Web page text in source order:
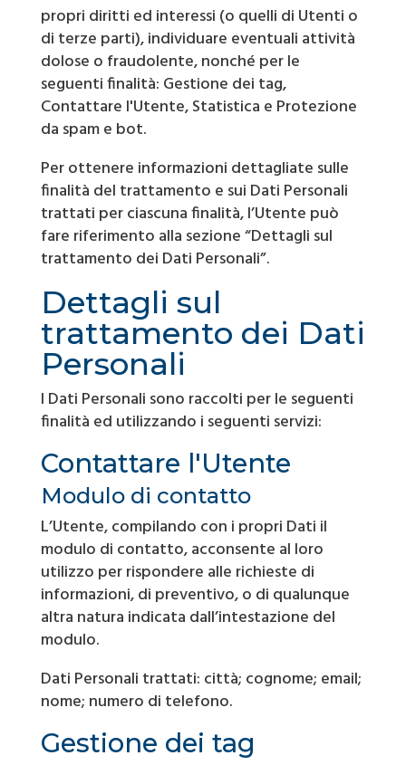
propri diritti ed interessi (o quelli di Utenti o
di terze parti), individuare eventuali attività
dolose o fraudolente, nonché per le
seguenti finalità: Gestione dei tag,
Contattare l'Utente, Statistica e Protezione
da spam e bot.
Per ottenere informazioni dettagliate sulle
finalità del trattamento e sui Dati Personali
trattati per ciascuna finalità, l’Utente può
fare riferimento alla sezione “Dettagli sul
trattamento dei Dati Personali”.
Dettagli sul
trattamento dei Dati
Personali
I Dati Personali sono raccolti per le seguenti
finalità ed utilizzando i seguenti servizi:
Contattare l'Utente
Modulo di contatto
L’Utente, compilando con i propri Dati il
modulo di contatto, acconsente al loro
utilizzo per rispondere alle richieste di
informazioni, di preventivo, o di qualunque
altra natura indicata dall’intestazione del
modulo.
Dati Personali trattati: città; cognome; email;
nome; numero di telefono.
Gestione dei tag